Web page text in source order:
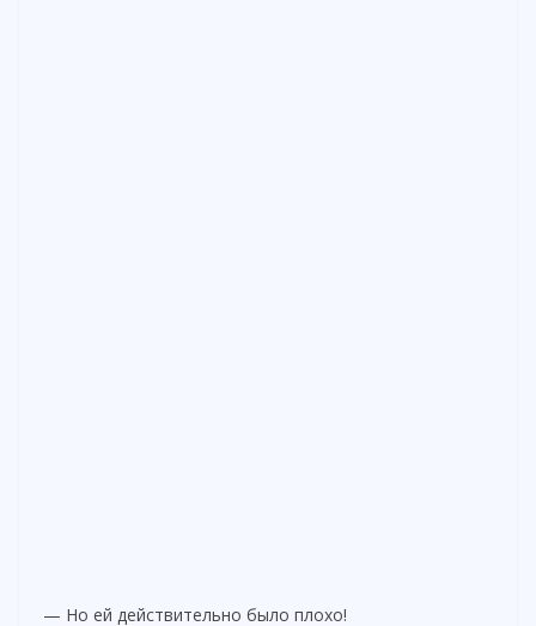
— Но ей действительно было плохо!